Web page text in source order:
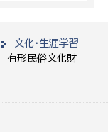
文化・生涯学習
有形民俗文化財